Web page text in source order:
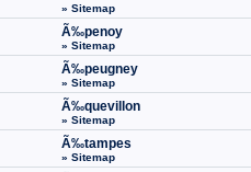
» Sitemap
Ã‰penoy
» Sitemap
Ã‰peugney
» Sitemap
Ã‰quevillon
» Sitemap
Ã‰tampes
» Sitemap